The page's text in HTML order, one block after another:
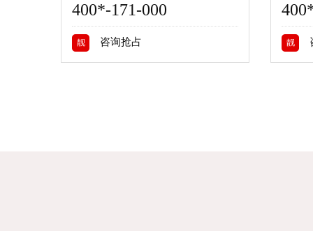
400*-171-000
靓 咨询抢占 靓